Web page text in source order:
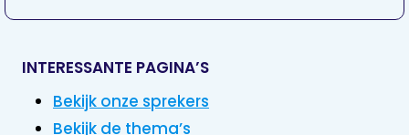
INTERESSANTE PAGINA’S
Bekijk onze sprekers
Bekijk de thema’s